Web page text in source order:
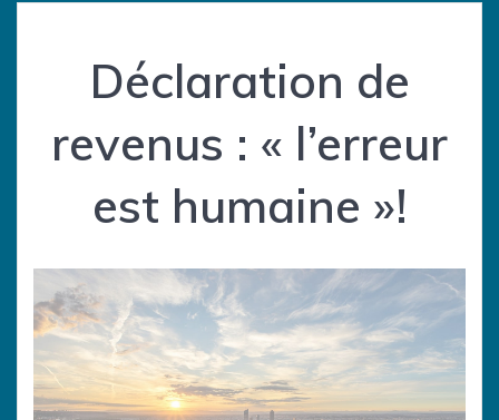
Déclaration de
revenus : « l’erreur
est humaine »!